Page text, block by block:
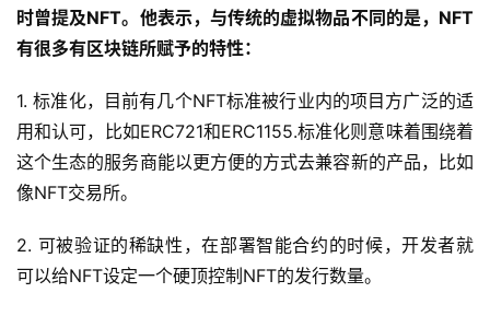
时曾提及NFT。他表示，与传统的虚拟物品不同的是，NFT
有很多有区块链所赋予的特性：
1. 标准化，目前有几个NFT标准被行业内的项目方广泛的适
用和认可，比如ERC721和ERC1155.标准化则意味着围绕着
这个生态的服务商能以更方便的方式去兼容新的产品，比如
像NFT交易所。
2. 可被验证的稀缺性，在部署智能合约的时候，开发者就
可以给NFT设定一个硬顶控制NFT的发行数量。